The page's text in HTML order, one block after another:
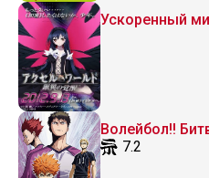
Ускоренный
Волейбол!!
7.2